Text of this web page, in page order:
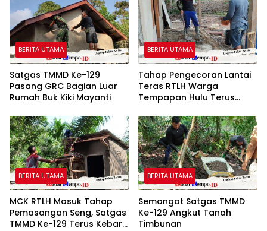
BERITA UTAMA
Satgas TMMD Ke-129
Pasang GRC Bagian Luar
Rumah Buk Kiki Mayanti
BERITA UTAMA
Tahap Pengecoran Lantai
Teras RTLH Warga
Tempapan Hulu Terus
ke-129
BERITA UTAMA
MCK RTLH Masuk Tahap
Pemasangan Seng, Satgas
TMMD Ke-129 Terus Kebar
BERITA UTAMA
Semangat Satgas TMMD
Ke-129 Angkut Tanah
Timbunan